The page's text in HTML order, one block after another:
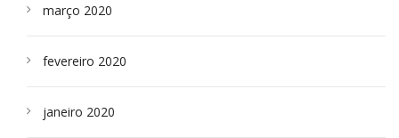
março 2020
fevereiro 2020
janeiro 2020